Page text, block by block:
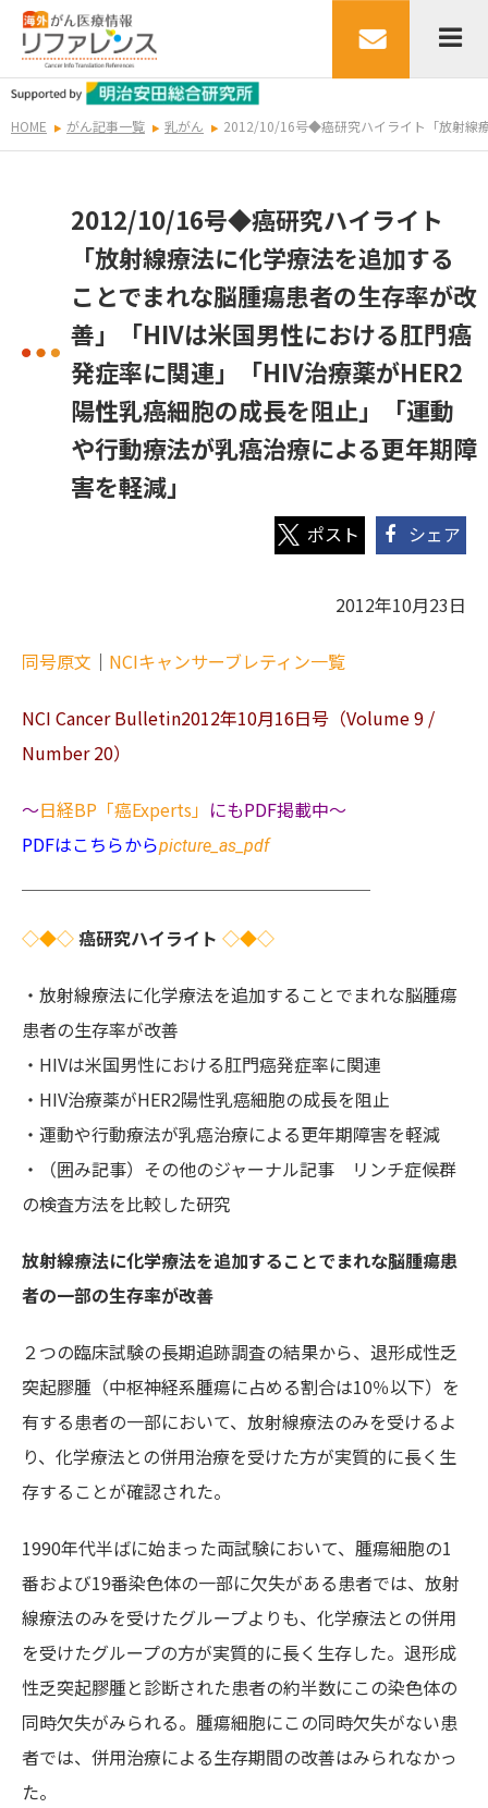
HOME がん記事一覧 乳がん 2012/10/16号◆癌研究ハイライト「放射線
2012/10/16号◆癌研究ハイライト
「放射線療法に化学療法を追加する
ことでまれな脳腫瘍患者の生存率が改
善」「HIVは米国男性における肛門癌
発症率に関連」「HIV治療薬がHER2
陽性乳癌細胞の成長を阻止」「運動
や行動療法が乳癌治療による更年期障
害を軽減」
シェア
2012年10月23日
同号原文 ｜ NCIキャンサーブレティン一覧
NCI Cancer Bulletin2012年10月16日号（Volume 9 /
Number 20）
～日経BP「癌Experts」 にもPDF掲載中～
PDFはこちらからpicture_as_pdf
◇◆◇癌研究ハイライト ◇◆◇
・放射線療法に化学療法を追加することでまれな脳腫瘍
患者の生存率が改善
・HIVは米国男性における肛門癌発症率に関連
・HIV治療薬がHER2陽性乳癌細胞の成長を阻止
・運動や行動療法が乳癌治療による更年期障害を軽減
・（囲み記事）その他のジャーナル記事 リンチ症候群
の検査方法を比較した研究
放射線療法に化学療法を追加することでまれな脳腫瘍患
者の一部の生存率が改善
２つの臨床試験の長期追跡調査の結果から、退形成性乏
突起膠腫（中枢神経系腫瘍に占める割合は10％以下）を
有する患者の一部において、放射線療法のみを受けるよ
り、化学療法との併用治療を受けた方が実質的に長く生
存することが確認された。
1990年代半ばに始まった両試験において、腫瘍細胞の1
番および19番染色体の一部に欠失がある患者では、放射
線療法のみを受けたグループよりも、化学療法との併用
を受けたグループの方が実質的に長く生存した。退形成
性乏突起膠腫と診断された患者の約半数にこの染色体の
同時欠失がみられる。腫瘍細胞にこの同時欠失がない患
者では、併用治療による生存期間の改善はみられなかっ
た。